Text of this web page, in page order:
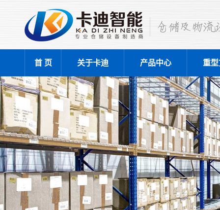
首 页 关于卡迪 产品中心 重